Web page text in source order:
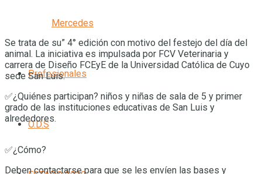
Mercedes
Profesionales
O.D.S
Se trata de su” 4° edición con motivo del festejo del día del
animal. La iniciativa es impulsada por FCV Veterinaria y
carrera de Diseño FCEyE de la Universidad Católica de Cuyo
sede San Luis.
✅¿Quiénes participan? niños y niñas de sala de 5 y primer
grado de las instituciones educativas de San Luis y
alrededores.
✅¿Cómo?
Deben contactarse para que se les envíen las bases y